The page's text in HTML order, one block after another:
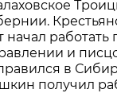
начал
и
в
получил